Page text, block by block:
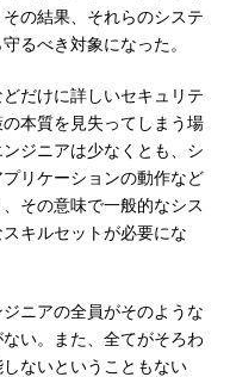
の結果、それらのシステ
るべき対象になった。
だけに詳しいセキュリテ
本質を見失ってしまう場
ジニアは少なくとも、シ
リケーションの動作など
その意味で一般的なシス
キルセットが必要にな
ニアの全員がそのような
い。また、全てがそろわ
ないということもない